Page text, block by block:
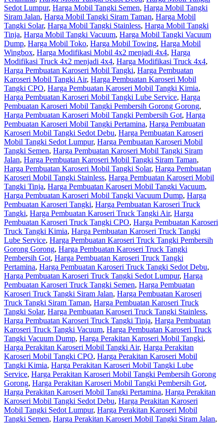
Sedot Lumpur, Harga Mobil Tangki Semen, Harga Mobil Tangki
Siram Jalan, Harga Mobil Tangki Siram Taman, Harga Mobil
Tangki Solar, Harga Mobil Tangki Stainless, Harga Mobil Tangki
Tinja, Harga Mobil Tangki Vacuum, Harga Mobil Tangki Vacuum
Dump, Harga Mobil Toko, Harga Mobil Towing, Harga Mobil
Wingbox, Harga Modifikasi Mobil 4x2 menjadi 4x4, Harga
Modifikasi Truck 4x2 menjadi 4x4, Harga Modifikasi Truck 4x4,
Harga Pembuatan Karoseri Mobil Tangki, Harga Pembuatan
Karoseri Mobil Tangki Air, Harga Pembuatan Karoseri Mobil
Tangki CPO, Harga Pembuatan Karoseri Mobil Tangki Kimia,
Harga Pembuatan Karoseri Mobil Tangki Lube Service, Harga
Pembuatan Karoseri Mobil Tangki Pembersih Gorong Gorong,
Harga Pembuatan Karoseri Mobil Tangki Pembersih Got, Harga
Pembuatan Karoseri Mobil Tangki Pertamina, Harga Pembuatan
Karoseri Mobil Tangki Sedot Debu, Harga Pembuatan Karoseri
Mobil Tangki Sedot Lumpur, Harga Pembuatan Karoseri Mobil
Tangki Semen, Harga Pembuatan Karoseri Mobil Tangki Siram
Jalan, Harga Pembuatan Karoseri Mobil Tangki Siram Taman,
Harga Pembuatan Karoseri Mobil Tangki Solar, Harga Pembuatan
Karoseri Mobil Tangki Stainless, Harga Pembuatan Karoseri Mobil
Tangki Tinja, Harga Pembuatan Karoseri Mobil Tangki Vacuum,
Harga Pembuatan Karoseri Mobil Tangki Vacuum Dump, Harga
Pembuatan Karoseri Tangki, Harga Pembuatan Karoseri Truck
Tangki, Harga Pembuatan Karoseri Truck Tangki Air, Harga
Pembuatan Karoseri Truck Tangki CPO, Harga Pembuatan Karoseri
Truck Tangki Kimia, Harga Pembuatan Karoseri Truck Tangki
Lube Service, Harga Pembuatan Karoseri Truck Tangki Pembersih
Gorong Gorong, Harga Pembuatan Karoseri Truck Tangki
Pembersih Got, Harga Pembuatan Karoseri Truck Tangki
Pertamina, Harga Pembuatan Karoseri Truck Tangki Sedot Debu,
Harga Pembuatan Karoseri Truck Tangki Sedot Lumpur, Harga
Pembuatan Karoseri Truck Tangki Semen, Harga Pembuatan
Karoseri Truck Tangki Siram Jalan, Harga Pembuatan Karoseri
Truck Tangki Siram Taman, Harga Pembuatan Karoseri Truck
Tangki Solar, Harga Pembuatan Karoseri Truck Tangki Stainless,
Harga Pembuatan Karoseri Truck Tangki Tinja, Harga Pembuatan
Karoseri Truck Tangki Vacuum, Harga Pembuatan Karoseri Truck
Tangki Vacuum Dump, Harga Perakitan Karoseri Mobil Tangki,
Harga Perakitan Karoseri Mobil Tangki Air, Harga Perakitan
Karoseri Mobil Tangki CPO, Harga Perakitan Karoseri Mobil
Tangki Kimia, Harga Perakitan Karoseri Mobil Tangki Lube
Service, Harga Perakitan Karoseri Mobil Tangki Pembersih Gorong
Gorong, Harga Perakitan Karoseri Mobil Tangki Pembersih Got,
Harga Perakitan Karoseri Mobil Tangki Pertamina, Harga Perakitan
Karoseri Mobil Tangki Sedot Debu, Harga Perakitan Karoseri
Mobil Tangki Sedot Lumpur, Harga Perakitan Karoseri Mobil
Tangki Semen, Harga Perakitan Karoseri Mobil Tangki Siram Jalan,